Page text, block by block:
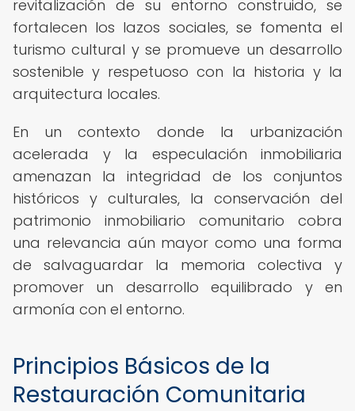
revitalización de su entorno construido, se
fortalecen los lazos sociales, se fomenta el
turismo cultural y se promueve un desarrollo
sostenible y respetuoso con la historia y la
arquitectura locales.
En un contexto donde la urbanización
acelerada y la especulación inmobiliaria
amenazan la integridad de los conjuntos
históricos y culturales, la conservación del
patrimonio inmobiliario comunitario cobra
una relevancia aún mayor como una forma
de salvaguardar la memoria colectiva y
promover un desarrollo equilibrado y en
armonía con el entorno.
Principios Básicos de la
Restauración Comunitaria